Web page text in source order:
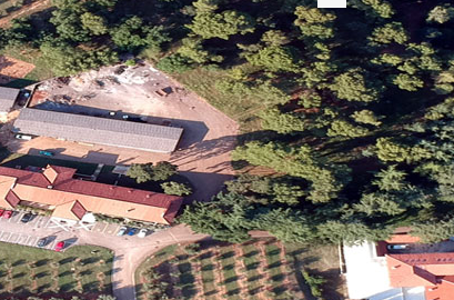
Sljedeće